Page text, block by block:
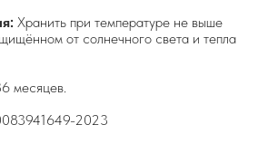
Хранить при температуре не выше
от солнечного света и тепла
месяцев.
2023